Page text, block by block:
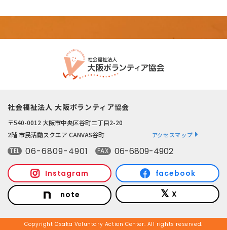
社会福祉法人 大阪ボランティア協会
〒540-0012 大阪市中央区谷町二丁目2-20
2階 市民活動スクエア CANVAS谷町
アクセスマップ
TEL 06-6809-4901 FAX 06-6809-4902
Instagram facebook
note X
Copyright Osaka Voluntary Action Center. All rights reserved.